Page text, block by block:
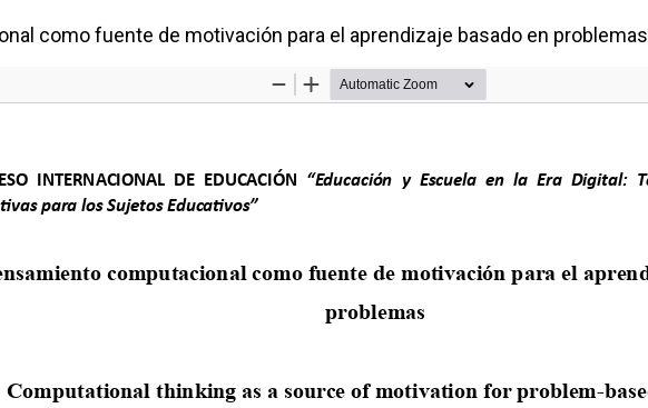
como fuente de motivación para el aprendizaje basado en problemas